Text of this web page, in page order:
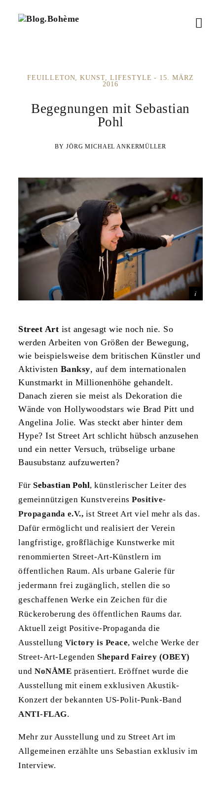
B
M
e
n
FEUILLETON KUNST LIFESTYLE
15. MÄRZ
2016
Begegnungen mit Sebastian
Pohl
JÖRG MICHAEL ANKERMÜLLER
Street Art ist angesagt wie noch nie. So
werden Arbeiten von Größen der Bewegung,
wie beispielsweise dem britischen Künstler und
Aktivisten Banksy, auf dem internationalen
Kunstmarkt in Millionenhöhe gehandelt.
Danach zieren sie meist als Dekoration die
Wände von Hollywoodstars wie Brad Pitt und
Angelina Jolie. Was steckt aber hinter dem
Hype? Ist Street Art schlicht hübsch anzusehen
und ein netter Versuch, trübselige urbane
Bausubstanz aufzuwerten?
FürSebastian Pohl, künstlerischer Leiter des
gemeinnützigen KunstvereinsPositive-
Propaganda e.V., ist Street Art viel mehr als das.
Dafür ermöglicht und realisiert der Verein
langfristige, großflächige Kunstwerke mit
renommierten Street-Art-Künstlern im
öffentlichen Raum. Als urbane Galerie für
jedermann frei zugänglich, stellen die so
geschaffenen Werke ein Zeichen für die
Rückeroberung des öffentlichen Raums dar.
Aktuell zeigt Positive-Propaganda die
AusstellungVictory is Peace, welche Werke der
Street-Art-Legenden Shepard Fairey (OBEY)
undNoNÅME präsentiert. Eröffnet wurde die
Ausstellung mit einem exklusiven Akustik-
Konzert der bekannten US-Polit-Punk-Band
ANTI-FLAG.
Mehr zur Ausstellung und zu Street Art im
Allgemeinen erzählte uns Sebastian exklusiv im
Interview.